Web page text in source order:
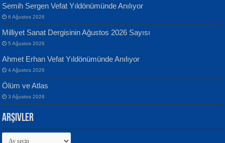
EKREM KARABABA
İsmail Aydos
İnkisar...
Semih Sergen Vefat Yıldönümünde Anılıyor
6 Ağustos 2026
Milliyet Sanat Dergisinin Ağustos 2026 Sayısı
5 Ağustos 2026
Ahmet Erhan Vefat Yıldönümünde Anılıyor
4 Ağustos 2026
Ölüm ve Atlas
3 Ağustos 2026
Arşivler
Arşivler